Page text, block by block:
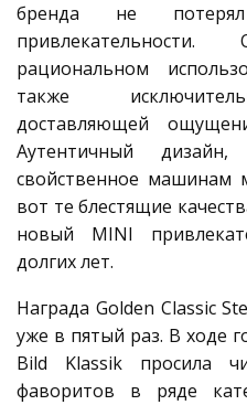
бренда не
рациональном
также
доставляющей
Аутентичный
свойственное машинам
вот те блестящие
новый MINI
долгих лет.
Награда Golden Classic
уже в пятый раз. В ходе
Bild Klassik просила
фаворитов в ряде